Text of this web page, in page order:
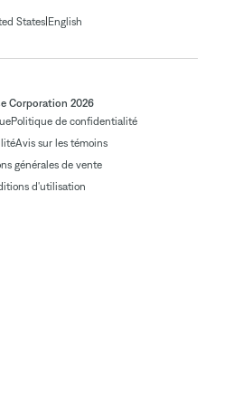
States| English
Corporation 2026
Politique de confidentialité
Avis sur les témoins
générales de vente
d'utilisation